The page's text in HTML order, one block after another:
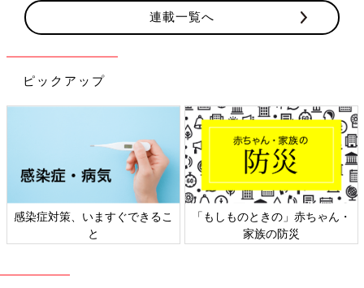
連載一覧へ
ピックアップ
日本外来小児科学会リーフレッ
ト検討会
六星占術 細木かおりさんの人生
相談